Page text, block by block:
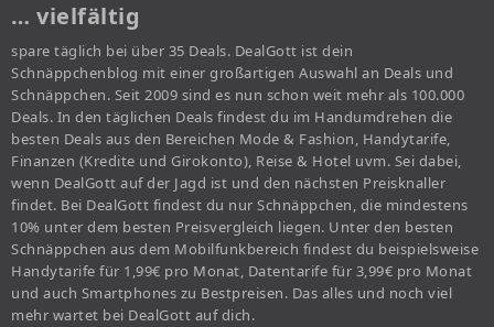
… vielfältig
spare täglich bei über 35 Deals. DealGott ist dein
Schnäppchenblog mit einer großartigen Auswahl an Deals und
Schnäppchen. Seit 2009 sind es nun schon weit mehr als 100.000
Deals. In den täglichen Deals findest du im Handumdrehen die
besten Deals aus den Bereichen Mode & Fashion, Handytarife,
Finanzen (Kredite und Girokonto), Reise & Hotel uvm. Sei dabei,
wenn DealGott auf der Jagd ist und den nächsten Preisknaller
findet. Bei DealGott findest du nur Schnäppchen, die mindestens
10% unter dem besten Preisvergleich liegen. Unter den besten
Schnäppchen aus dem Mobilfunkbereich findest du beispielsweise
Handytarife für 1,99€ pro Monat, Datentarife für 3,99€ pro Monat
und auch Smartphones zu Bestpreisen. Das alles und noch viel
mehr wartet bei DealGott auf dich.